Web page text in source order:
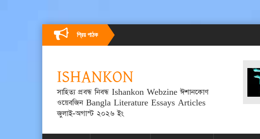
প্রিয় পাঠক
ISHANKON
সাহিত্য প্রবন্ধ নিবন্ধ Ishankon Webzine ঈশানকোণ
ওয়েবজিন Bangla Literature Essays Articles
জুলাই-অগাস্ট ২০২৬ ইং